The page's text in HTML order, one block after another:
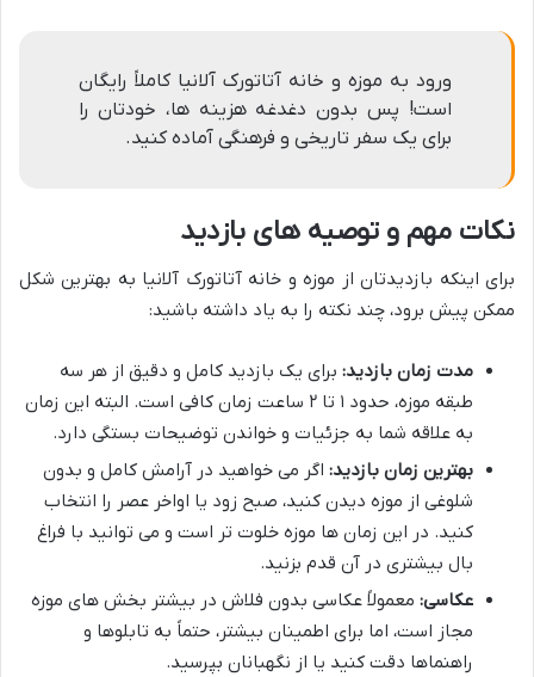
ورود به موزه و خانه آتاتورک آلانیا کاملاً رایگان
است! پس بدون دغدغه هزینه ها، خودتان را
برای یک سفر تاریخی و فرهنگی آماده کنید.
نکات مهم و توصیه های بازدید
برای اینکه بازدیدتان از موزه و خانه آتاتورک آلانیا به بهترین شکل
ممکن پیش برود، چند نکته را به یاد داشته باشید:
مدت زمان بازدید: برای یک بازدید کامل و دقیق از هر سه
طبقه موزه، حدود ۱ تا ۲ ساعت
زمان کافی است. البته این زمان
به علاقه شما به جزئیات و خواندن توضیحات بستگی دارد.
بهترین زمان بازدید: اگر می خواهید در آرامش کامل و بدون
شلوغی از موزه دیدن کنید، صبح زود یا اواخر عصر را انتخاب
کنید. در این زمان ها موزه خلوت تر است و می توانید با فراغ
بال بیشتری در آن قدم بزنید.
عکاسی: معمولاً عکاسی بدون فلاش در بیشتر بخش های موزه
مجاز است، اما برای اطمینان بیشتر، حتماً به تابلوها و
راهنماها دقت کنید یا از نگهبانان بپرسید.